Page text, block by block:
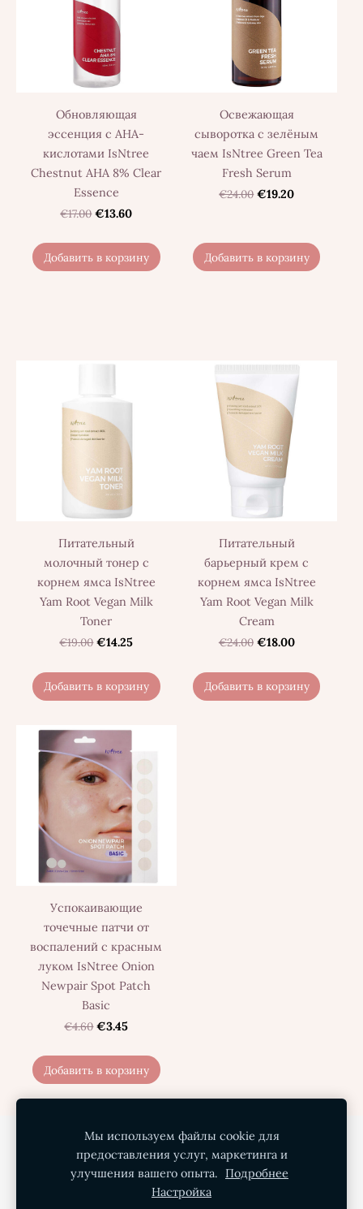
Обновляющая
эссенция с АНА-
кислотами IsNtree
Chestnut AHA 8% Clear
Essence
€17.00 €13.60
Добавить в корзину
Освежающая
сыворотка с зелёным
чаем IsNtree Green Tea
Fresh Serum
€24.00 €19.20
Добавить в корзину
Питательный
молочный тонер с
корнем ямса IsNtree
Yam Root Vegan Milk
Toner
€19.00 €14.25
Добавить в корзину
Питательный
барьерный крем с
корнем ямса IsNtree
Yam Root Vegan Milk
Cream
€24.00 €18.00
Добавить в корзину
Успокаивающие
точечные патчи от
воспалений с красным
луком IsNtree Onion
Newpair Spot Patch
Basic
€4.60 €3.45
Добавить в корзину
Политика конфиденциальности
Условия покупки
Доставка
О нас
Контакты
Файлы cookie
Мы используем файлы cookie для
предоставления услуг, маркетинга и
улучшения вашего опыта.
Подробнее
Настройка